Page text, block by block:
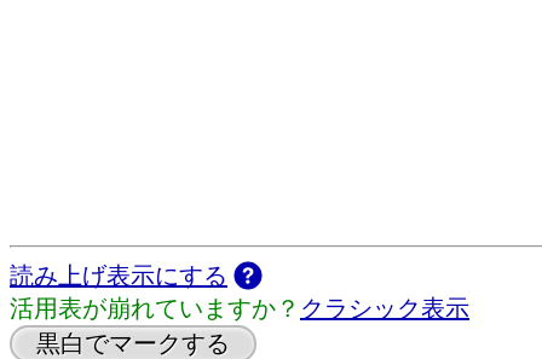
読み上げ表示にする
活用表が崩れていますか？ クラシック表示
黒白でマークする